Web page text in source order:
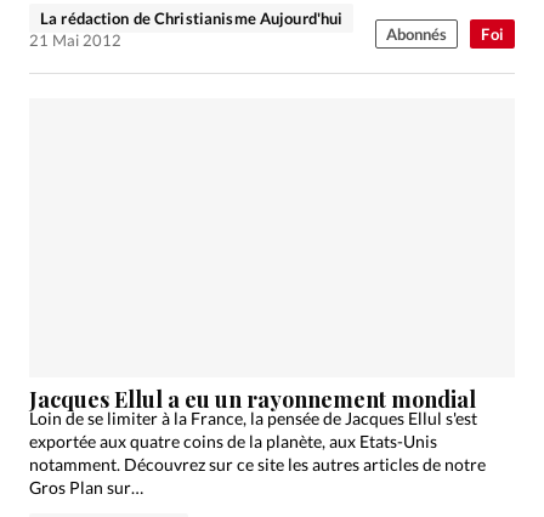
Dossier
Eglises Foi Génération réveil
Monde
Foi
La rédaction de Christianisme Aujourd'hui
21 Mai 2012
Abonnés
Jacques Ellul a eu un rayonnement mondial
Loin de se limiter à la France, la pensée de Jacques Ellul s'est
exportée aux quatre coins de la planète, aux Etats-Unis
notamment. Découvrez sur ce site les autres articles de notre
Gros Plan sur…